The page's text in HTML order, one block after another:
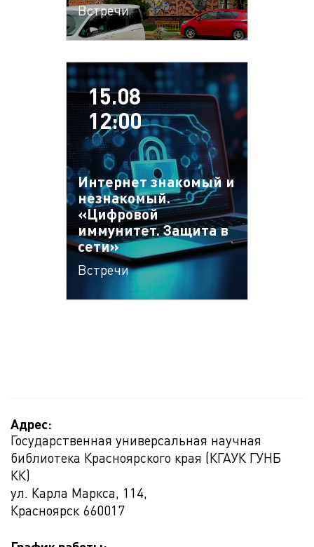
Встречи
15.08
12:00
Интернет знакомый и
незнакомый.
«Цифровой
иммунитет. Защита в
сети»
Встречи
Адрес:
Государственная универсальная научная
библиотека Красноярского края (КГАУК ГУНБ
КК)
ул. Карла Маркса, 114,
Красноярск 660017